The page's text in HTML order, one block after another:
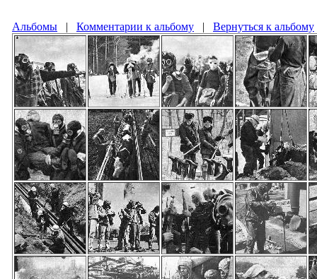
Альбомы | Комментарии к альбому | Вернуться к альбому